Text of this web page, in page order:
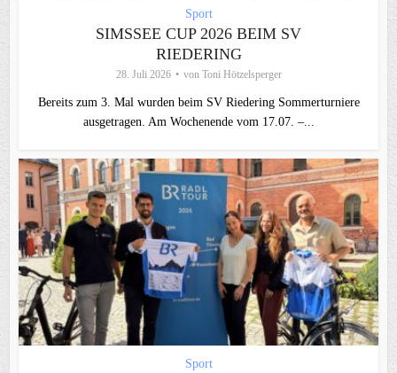
Sport
SIMSSEE CUP 2026 BEIM SV
RIEDERING
28. Juli 2026 von Toni Hötzelsperger
Bereits zum 3. Mal wurden beim SV Riedering Sommerturniere
ausgetragen. Am Wochenende vom 17.07. –...
Sport